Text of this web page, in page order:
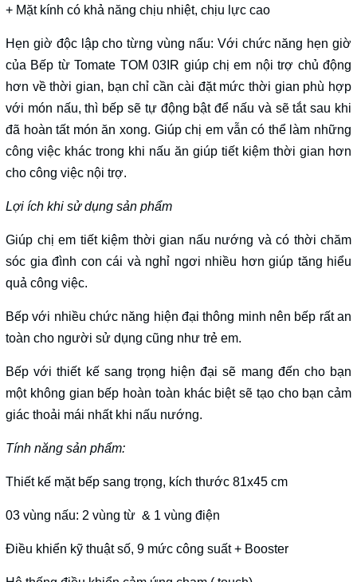
+ Mặt kính có khả năng chịu nhiệt, chịu lực cao
Hẹn giờ độc lập cho từng vùng nấu: Với chức năng hẹn giờ
của Bếp từ Tomate TOM 03IR giúp chị em nội trợ chủ động
hơn về thời gian, bạn chỉ cần cài đặt mức thời gian phù hợp
với món nấu, thì bếp sẽ tự động bật để nấu và sẽ tắt sau khi
đã hoàn tất món ăn xong. Giúp chị em vẫn có thể làm những
công việc khác trong khi nấu ăn giúp tiết kiệm thời gian hơn
cho công việc nội trợ.
Lợi ích khi sử dụng sản phẩm
Giúp chị em tiết kiệm thời gian nấu nướng và có thời chăm
sóc gia đình con cái và nghỉ ngơi nhiều hơn giúp tăng hiểu
quả công việc.
Bếp với nhiều chức năng hiện đại thông minh nên bếp rất an
toàn cho người sử dụng cũng như trẻ em.
Bếp với thiết kế sang trọng hiện đại sẽ mang đến cho bạn
một không gian bếp hoàn toàn khác biệt sẽ tạo cho bạn cảm
giác thoải mái nhất khi nấu nướng.
Tính năng sản phẩm:
Thiết kế mặt bếp sang trọng, kích thước 81x45 cm
03 vùng nấu: 2 vùng từ & 1 vùng điện
Điều khiển kỹ thuật số, 9 mức công suất + Booster